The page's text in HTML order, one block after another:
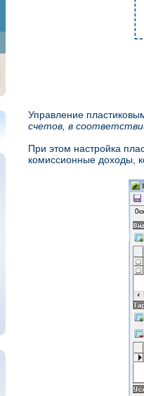
Управление
счетов, в
При этом настройка
комиссионные доходы,